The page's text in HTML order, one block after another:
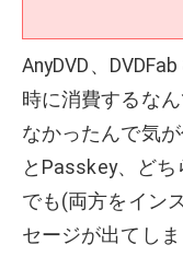
AnyDVD、
時に消費するな
なかったんで気
とPasskey、ど
でも(両方をイン
セージが出てしま